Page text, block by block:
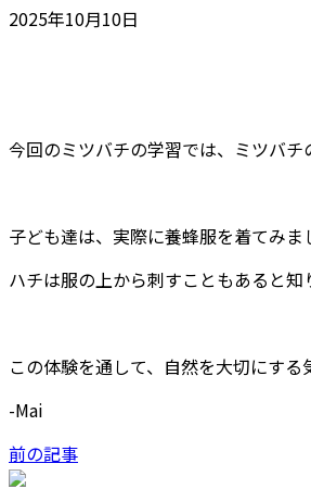
2025年10月10日
今回のミツバチの学習では、ミツバ
子ども達は、実際に養蜂服を着てみま
ハチは服の上から刺すこともあると
この体験を通して、自然を大切にす
-Mai
前の記事